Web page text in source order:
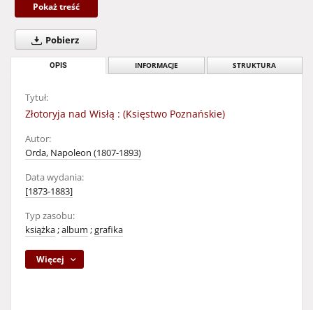
Pokaż treść
Pobierz
OPIS INFORMACJE STRUKTURA
Tytuł:
Złotoryja nad Wisłą : (Księstwo Poznańskie)
Autor:
Orda, Napoleon (1807-1893)
Data wydania:
[1873-1883]
Typ zasobu:
książka;album ;grafika
Więcej